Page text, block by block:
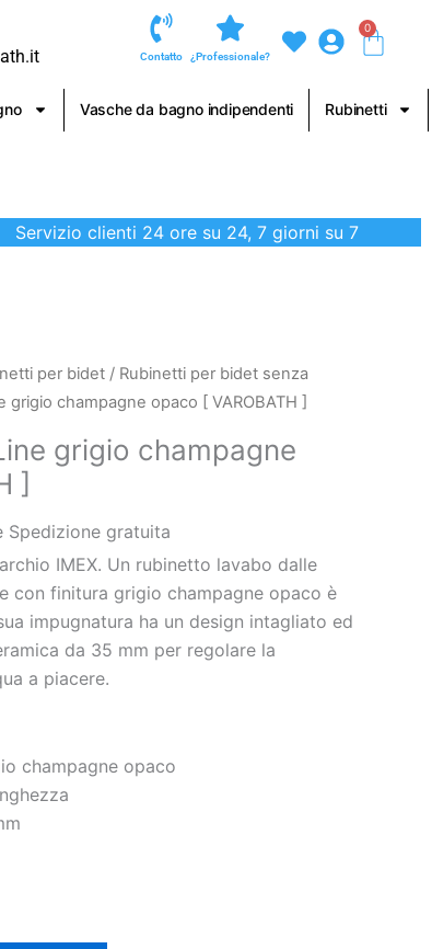
Contatto ¿Professionale?
0
Vasche da bagno indipendenti Rubinetti
Servizio clienti 24 ore su 24, 7 giorni su 7
per bidet / Rubinetti per bidet senza
grigio champagne opaco [ VAROBATH ]
grigio champagne
]
Spedizione gratuita
IMEX. Un rubinetto lavabo dalle
con finitura grigio champagne opaco è
impugnatura ha un design intagliato ed
da 35 mm per regolare la
a piacere.
champagne opaco